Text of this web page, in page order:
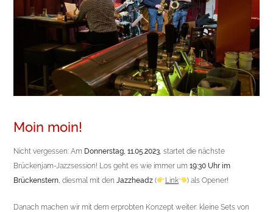
Moin moin!
Nicht vergessen: Am Donnerstag, 11.05.2023 , startet die nächste
Brückenjam-Jazzsession! Los geht es wie immer um19:30 Uhr im
Brückenstern , diesmal mit denJazzheadz ( Link ) als Opener!
Danach machen wir mit demerprobten Konzept weiter: kleine Sets von